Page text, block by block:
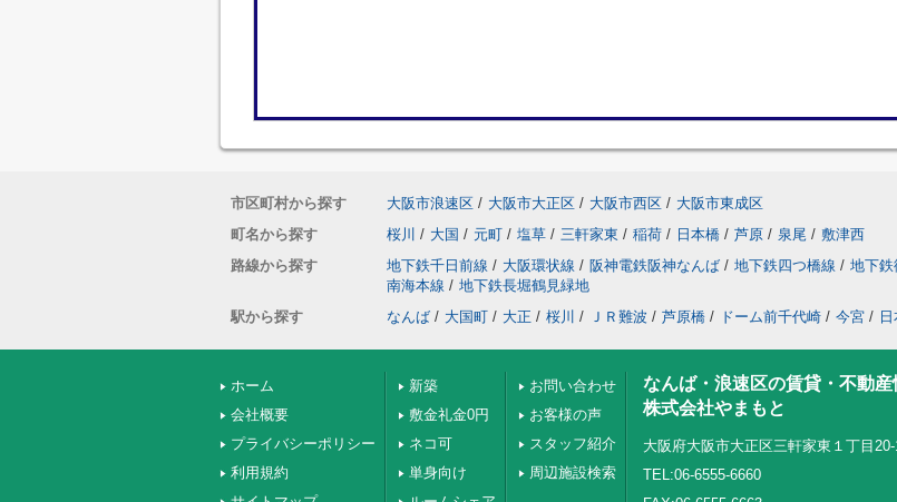
市区町村から探す 大阪市浪速区 / 大阪市大正区 / 大阪市西区 / 大阪市東成区
町名から探す
桜川 / 大国 / 元町 / 塩草 / 三軒家東 / 稲荷 / 日本橋 / 芦原 / 泉尾 / 敷津西
路線から探す
地下鉄千日前線 / 大阪環状線 / 阪神電鉄阪神なんば / 地下鉄四つ橋線 / 地下鉄
南海本線 / 地下鉄長堀鶴見緑地
駅から探す
なんば / 大国町 / 大正 / 桜川 / ＪＲ難波 / 芦原橋 / ドーム前千代崎 / 今宮 /
ホーム
会社概要
プライバシーポリシー
利用規約
新築
敷金礼金0円
ネコ可
単身向け
お問い合わせ
お客様の声
スタッフ紹介
周辺施設検索
なんば・浪速区の賃貸・不動産
株式会社やまもと
大阪府大阪市大正区三軒家東１丁目
TEL:06-6555-6660